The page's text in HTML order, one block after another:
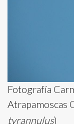
Fotografía
Atrapamoscas
tyrannulus)